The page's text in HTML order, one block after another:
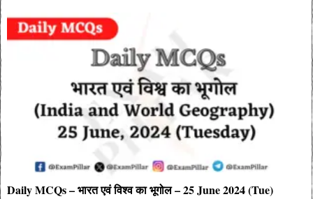
Daily MCQs – भारत एवं विश्व का भूगोल – 25 June 2024 (Tue)